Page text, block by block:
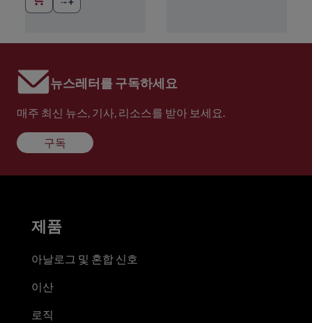
뉴스레터를 구독하세요
매주 최신 뉴스, 기사, 리소스를 받아 보세요.
구독
제품
아날로그 및 혼합 신호
이산
로직